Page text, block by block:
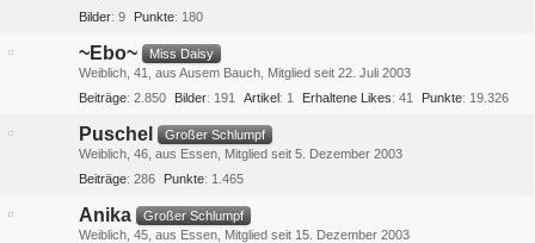
Bilder 9 Punkte 180
~Ebo~
Miss Daisy
Weiblich 41 aus Ausem Bauch Mitglied seit 22. Juli 2003
Beiträge 2.850 Bilder 191 Artikel 1 Erhaltene Likes 41 Punkte 19.326
Puschel
Großer Schlumpf
Weiblich 46 aus Essen Mitglied seit 5. Dezember 2003
Beiträge 286 Punkte 1.465
Anika
Großer Schlumpf
Weiblich 45 aus Essen Mitglied seit 15. Dezember 2003